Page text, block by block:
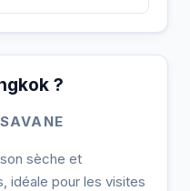
?
sèche et
idéale pour les visites